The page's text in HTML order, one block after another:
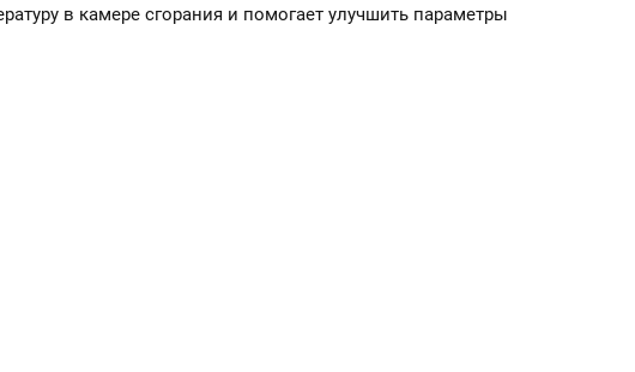
в камере сгорания и помогает улучшить параметры